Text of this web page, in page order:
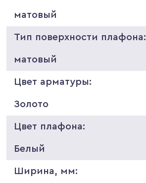
матовый
Тип поверхности плафона:
матовый
Цвет арматуры:
Золото
Цвет плафона:
Белый
Ширина, мм: